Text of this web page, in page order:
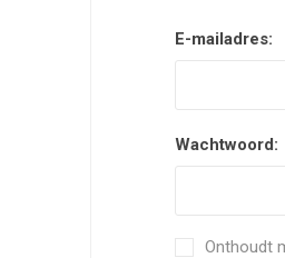
E-mailadres:
Wachtwoord:
Onthoudt